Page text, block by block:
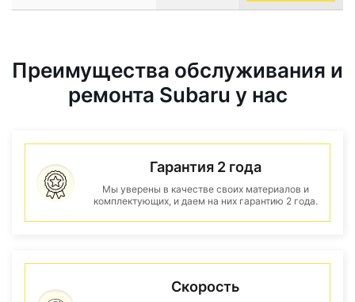
Преимущества обслуживания и
ремонта Subaru у нас
Гарантия 2 года
Мы уверены в качестве своих материалов и
комплектующих, и даем на них гарантию 2 года.
Скорость